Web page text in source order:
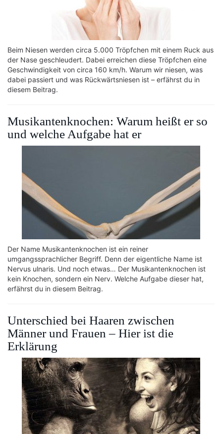
Beim Niesen werden circa 5.000 Tröpfchen mit einem Ruck aus
der Nase geschleudert. Dabei erreichen diese Tröpfchen eine
Geschwindigkeit von circa 160 km/h. Warum wir niesen, was
dabei passiert und was Rückwärtsniesen ist – erfährst du in
diesem Beitrag.
Musikantenknochen: Warum heißt er so
und welche Aufgabe hat er
Der Name Musikantenknochen ist ein reiner
umgangssprachlicher Begriff. Denn der eigentliche Name ist
Nervus ulnaris. Und noch etwas… Der Musikantenknochen ist
kein Knochen, sondern ein Nerv. Welche Aufgabe dieser hat,
erfährst du in diesem Beitrag.
Unterschied bei Haaren zwischen
Männer und Frauen – Hier ist die
Erklärung